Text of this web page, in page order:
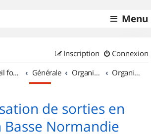
Menu
Connexion
Inscription
Accueil forum Générale Organisation de sorties & Recherche de partenaires Organisation de sorties en région Basse Normandie
de sorties en
Basse Normandie